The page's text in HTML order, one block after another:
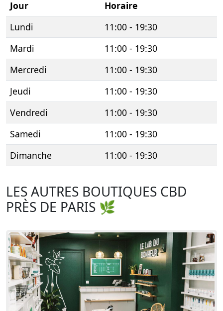
Jour
Horaire
Lundi
11:00 - 19:30
Mardi
11:00 - 19:30
Mercredi
11:00 - 19:30
Jeudi
11:00 - 19:30
Vendredi
11:00 - 19:30
Samedi
11:00 - 19:30
Dimanche
11:00 - 19:30
LES AUTRES BOUTIQUES CBD
PRÈS DE PARIS 🌿